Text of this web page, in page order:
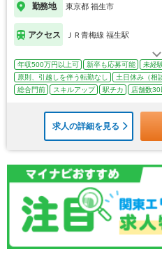
勤務地 東京都 福生市
アクセス ＪＲ青梅線 福生駅
年収500万円以上可 新卒も応募可能
未経
原則、引越しを伴う転勤なし
土日休み（相
総合門前
スキルアップ 駅チカ 店舗数30
求人の詳細を見る